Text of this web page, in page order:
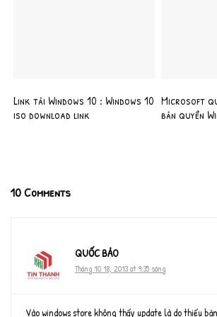
Link tải Windows 10 : Windows 10
iso download link
Microsoft
bản quyền
10 Comments
QUỐC BẢO
Tháng 10 18, 2013 at 9:35 sáng
Vào windows store không thấy update là do thiếu